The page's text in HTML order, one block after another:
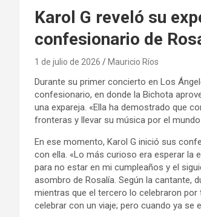
Karol G reveló su
confesionario de
1 de julio de 2026 Mauricio Ríos
Durante su primer concierto en Los
confesionario, en donde la Bichota
una expareja. «Ella ha demostrado que
fronteras y llevar su música por el
En ese momento, Karol G inició sus
con ella. «Lo más curioso era esperar la
para no estar en mi cumpleaños y el
asombro de Rosalía. Según la cantante,
mientras que el tercero lo celebraron por
celebrar con un viaje; pero cuando ya se